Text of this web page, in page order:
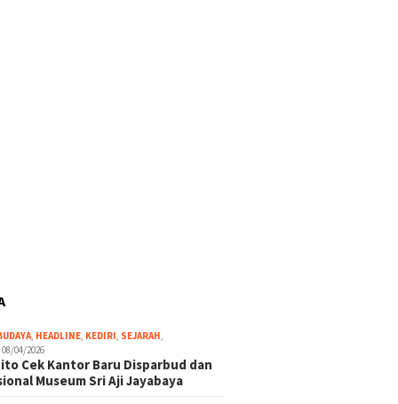
, HEADLINE, KEDIRI, SEJARAH,
08/04/2026
Cek Kantor Baru Disparbud dan
Museum Sri Aji Jayabaya